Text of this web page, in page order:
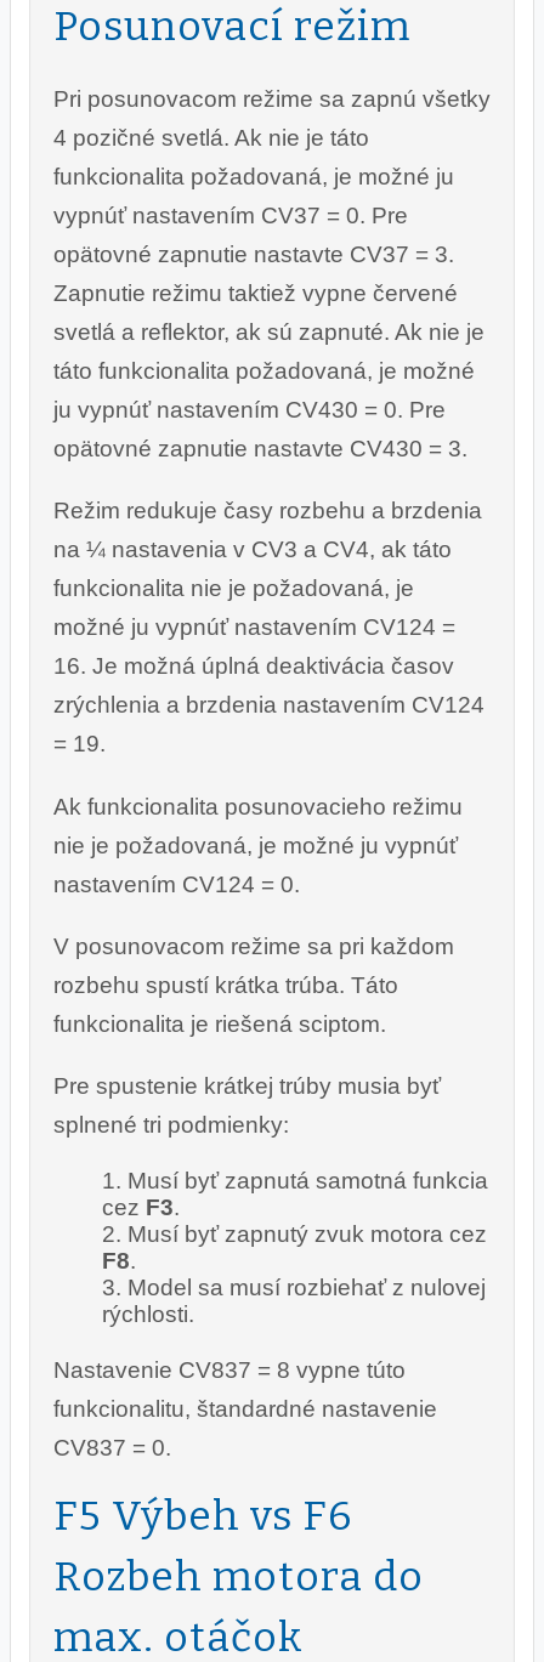
Posunovací režim
Pri posunovacom režime sa zapnú všetky
4 pozičné svetlá. Ak nie je táto
funkcionalita požadovaná, je možné ju
vypnúť nastavením CV37 = 0. Pre
opätovné zapnutie nastavte CV37 = 3.
Zapnutie režimu taktiež vypne červené
svetlá a reflektor, ak sú zapnuté. Ak nie je
táto funkcionalita požadovaná, je možné
ju vypnúť nastavením CV430 = 0. Pre
opätovné zapnutie nastavte CV430 = 3.
Režim redukuje časy rozbehu a brzdenia
na ¼ nastavenia v CV3 a CV4, ak táto
funkcionalita nie je požadovaná, je
možné ju vypnúť nastavením CV124 =
16. Je možná úplná deaktivácia časov
zrýchlenia a brzdenia nastavením CV124
= 19.
Ak funkcionalita posunovacieho režimu
nie je požadovaná, je možné ju vypnúť
nastavením CV124 = 0.
V posunovacom režime sa pri každom
rozbehu spustí krátka trúba. Táto
funkcionalita je riešená sciptom.
Pre spustenie krátkej trúby musia byť
splnené tri podmienky:
Musí byť zapnutá samotná funkcia
cez F3.
Musí byť zapnutý zvuk motora cez
F8.
Model sa musí rozbiehať z nulovej
rýchlosti.
Nastavenie CV837 = 8 vypne túto
funkcionalitu, štandardné nastavenie
CV837 = 0.
F5 Výbeh vs F6
Rozbeh motora do
max. otáčok